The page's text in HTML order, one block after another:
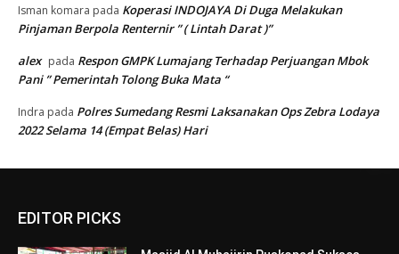
Isman komara pada Koperasi INDOJAYA Di Duga Melakukan
Pinjaman Berpola Renternir ” ( Lintah Darat )”
alex pada Respon GMPK Lumajang Terhadap Perjuangan Mbok
Pani ” Pemerintah Tolong Buka Mata “
Indra pada Polres Sumedang Resmi Laksanakan Ops Zebra Lodaya
2022 Selama 14 (Empat Belas) Hari
EDITOR PICKS